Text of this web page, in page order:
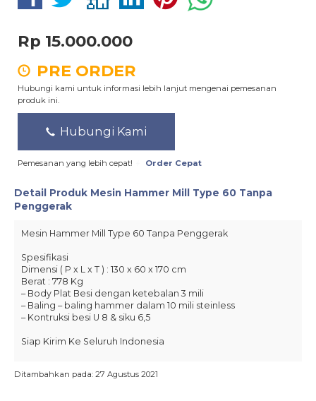
Rp 15.000.000
PRE ORDER
Hubungi kami untuk informasi lebih lanjut mengenai pemesanan
produk ini.
Hubungi Kami
Pemesanan yang lebih cepat! Order Cepat
Detail Produk Mesin Hammer Mill Type 60 Tanpa
Penggerak
Mesin Hammer Mill Type 60 Tanpa Penggerak
Spesifikasi
Dimensi ( P x L x T ) : 130 x 60 x 170 cm
Berat : 778 Kg
– Body Plat Besi dengan ketebalan 3 mili
– Baling – baling hammer dalam 10 mili steinless
– Kontruksi besi U 8 & siku 6,5
Siap Kirim Ke Seluruh Indonesia
Ditambahkan pada: 27 Agustus 2021